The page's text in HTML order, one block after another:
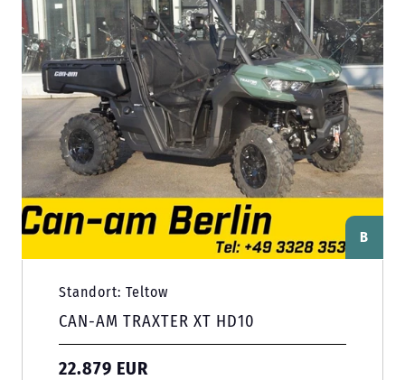
B
Standort: Teltow
CAN-AM TRAXTER XT HD10
22.879 EUR